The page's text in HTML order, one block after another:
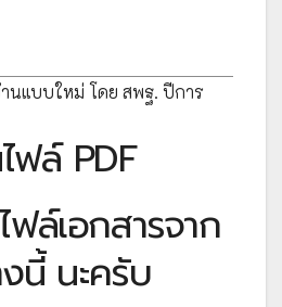
นแบบใหม่ โดย สพฐ. ปีการ
ฟล์ PDF
ฟล์เอกสารจาก
นี้ นะครับ